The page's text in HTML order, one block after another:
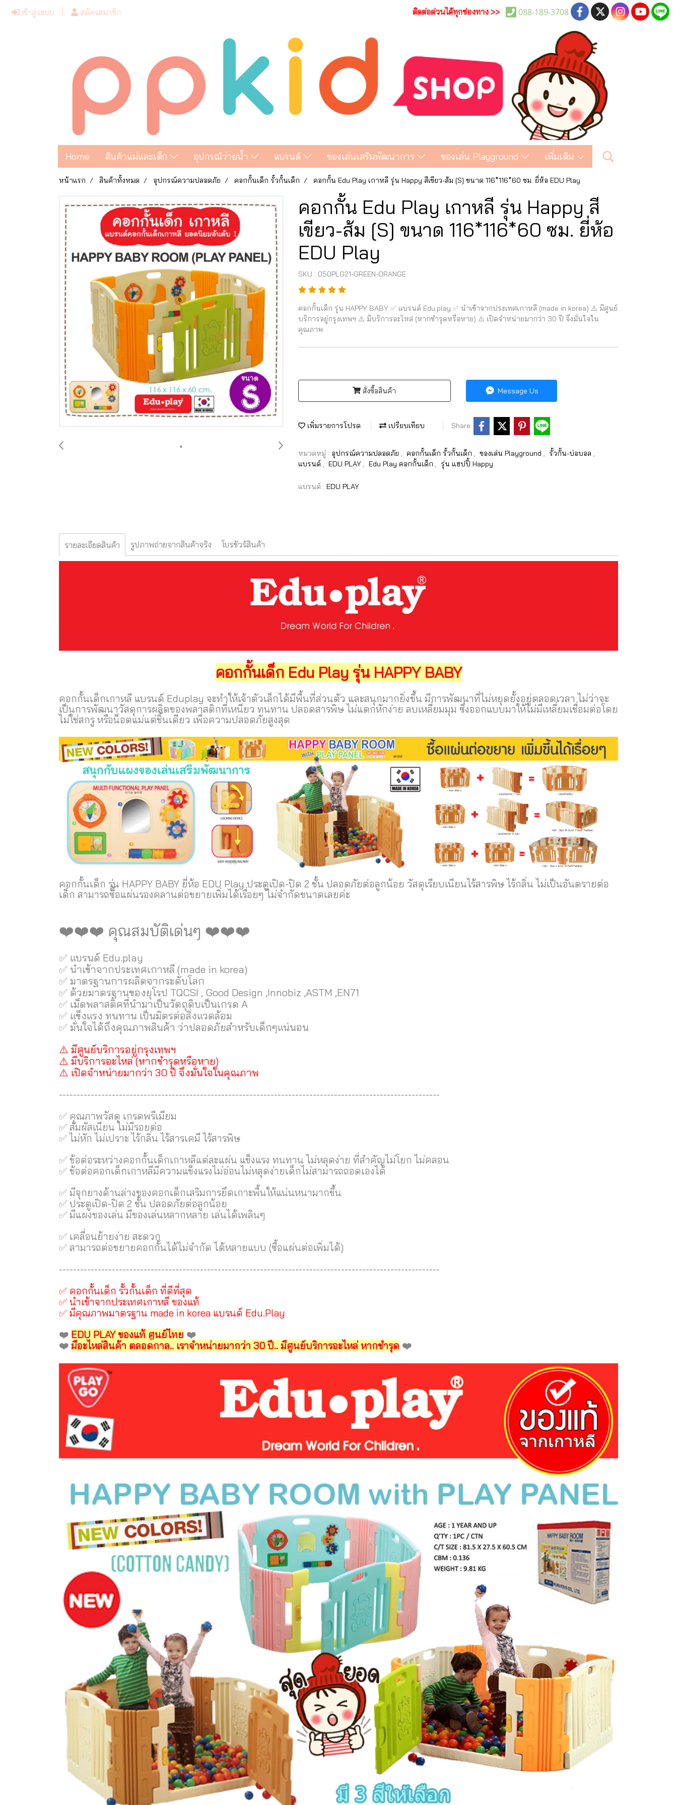
เข้าสู่ระบบ สมัครสมาชิก ติดต่อด่วนได้ทุกช่องทาง >> 088-189-3708
Home สินค้าแม่และเด็ก อุปกรณ์ว่ายน้ำ แบรนด์ ของเล่นเสริมพัฒนาการ ของเล่น Playground เพิ่มเติม
หน้าแรก สินค้าทั้งหมด อุปกรณ์ความปลอดภัย คอกกั้นเด็ก รั้วกั้นเด็ก คอกกั้น Edu Play เกาหลี รุ่น Happy สีเขียว-ส้ม [S] ขนาด 116*116*60 ซม. ยี่ห้อ EDU Play
คอกกั้น Edu Play เกาหลี รุ่น Happy สี
เขียว-ส้ม [S] ขนาด 116*116*60 ซม. ยี่ห้อ
EDU Play
SKU : 050PLG21-GREEN-ORANGE
คอกกั้นเด็ก รุ่น HAPPY BABY ✅ แบรนด์ Edu.play ✅ นำเข้าจากประเทศเกาหลี (made in korea) ⚠️ มีศูนย์
บริการอยู่กรุงเทพฯ ⚠️ มีบริการอะไหล่ (หากชำรุดหรือหาย) ⚠️ เปิดจำหน่ายมากว่า 30 ปี จึงมั่นใจใน
คุณภาพ
สั่งซื้อสินค้า Message Us
เพิ่มรายการโปรด เปรียบเทียบ Share
หมวดหมู่ : อุปกรณ์ความปลอดภัย คอกกั้นเด็ก รั้วกั้นเด็ก ของเล่น Playground รั้วกั้น-บ่อบอล
แบรนด์
EDU PLAY Edu Play คอกกั้นเด็ก รุ่น แฮปปี้ Happy
แบรนด์ : EDU PLAY
รายละเอียดสินค้า รูปภาพถ่ายจากสินค้าจริง โบรชัวร์สินค้า
คอกกั้นเด็ก Edu Play รุ่น HAPPY BABY
คอกกั้นเด็กเกาหลี แบรนด์ Eduplay จะทำให้เจ้าตัวเล็กได้มีพื้นที่ส่วนตัว และสนุกมากยิ่งขึ้น มีการพัฒนาที่ไม่หยุดยั้งอยู่ตลอดเวลา ไม่ว่าจะ
เป็นการพัฒนาวัสดุการผลิตของพลาสติกที่เหนียว ทนทาน ปลอดสารพิษ ไม่แตกหักง่าย ลบเหลี่ยมมุม ซึ่งออกแบบมาให้ไม่มีเหลี่ยมเชื่อมต่อโดย
ไม่ใช่สกรู หรือน็อตแม่แต่ชิ้นเดียว เพื่อความปลอดภัยสูงสุด
คอกกั้นเด็ก รุ่น HAPPY BABY ยี่ห้อ EDU Play ประตูเปิด-ปิด 2 ชั้น ปลอดภัยต่อลูกน้อย วัสดุเรียบเนียนไร้สารพิษ ไร้กลิ่น ไม่เป็นอันตรายต่อ
เด็ก สามารถซื้อแผ่นรองคลานต่อขยายเพิ่มได้เรื่อยๆ ไม่จำกัดขนาดเลยค่ะ
❤️❤️❤️ คุณสมบัติเด่นๆ ❤️❤️❤️
✅ แบรนด์ Edu.play
✅ นำเข้าจากประเทศเกาหลี (made in korea)
✅ มาตรฐานการผลิตจากระดับโลก
✅ ด้วยมาตรฐานของยุโรป TQCSI , Good Design ,Innobiz ,ASTM ,EN71
✅ เม็ดพลาสติคที่นำมาเป็นวัตถุดิบเป็นเกรด A
✅ แข็งแรง ทนทาน เป็นมิตรต่อสิ่งแวดล้อม
✅ มั่นใจได้ถึงคุณภาพสินค้า ว่าปลอดภัยสำหรับเด็กๆแน่นอน
⚠️ มีศูนย์บริการอยู่กรุงเทพฯ
⚠️ มีบริการอะไหล่ (หากชำรุดหรือหาย)
⚠️ เปิดจำหน่ายมากว่า 30 ปี จึงมั่นใจในคุณภาพ
------------------------------------------------------------------------------------------------------------
✅ คุณภาพวัสดุ เกรดพรีเมียม
✅ สัมผัสเนียน ไม่มีรอยต่อ
✅ ไม่หัก ไม่เปราะ ไร้กลิ่น ไร้สารเคมี ไร้สารพิษ
✅ ข้อต่อระหว่างคอกกั้นเด็กเกาหลีแต่ละแผ่น แข็งแรง ทนทาน ไม่หลุดง่าย ที่สำคัญไม่โยก ไม่คลอน
✅ ข้อต่อคอกเด็กเกาหลีมีความแข็งแรงไม่อ่อนไม่หลุดง่ายเด็กไม่สามารถถอดเองได้
✅ มีจุกยางด้านล่างของคอกเด็กเสริมการยึดเกาะพื้นให้แน่นหนามากขึ้น
✅ ประตูเปิด-ปิด 2 ชั้น ปลอดภัยต่อลูกน้อย
✅ มีแผงของเล่น มีของเล่นหลากหลาย เล่นได้เพลินๆ
✅ เคลื่อนย้ายง่าย สะดวก
✅ สามารถต่อขยายคอกกั้นได้ไม่จำกัด ได้หลายแบบ (ซื้อแผ่นต่อเพิ่มได้)
------------------------------------------------------------------------------------------------------------
✅ คอกกั้นเด็ก รั้วกั้นเด็ก ที่ดีที่สุด
✅ นำเข้าจากประเทศเกาหลี ของแท้
✅ มีคุณภาพมาตรฐาน made in korea แบรนด์ Edu.Play
❤️ EDU PLAY ของแท้ ศูนย์ไทย ❤️
❤️ มีอะไหล่สินค้า ตลอดกาล.. เราจำหน่ายมากว่า 30 ปี.. มีศูนย์บริการอะไหล่ หากชำรุด ❤️